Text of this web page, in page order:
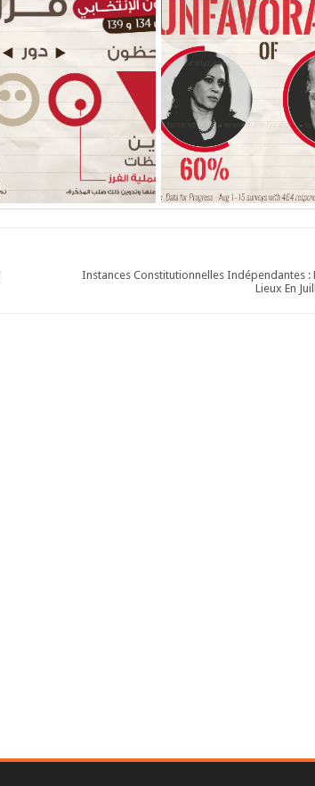
Instances Constitutionnelles Indépendantes :
Lieux En